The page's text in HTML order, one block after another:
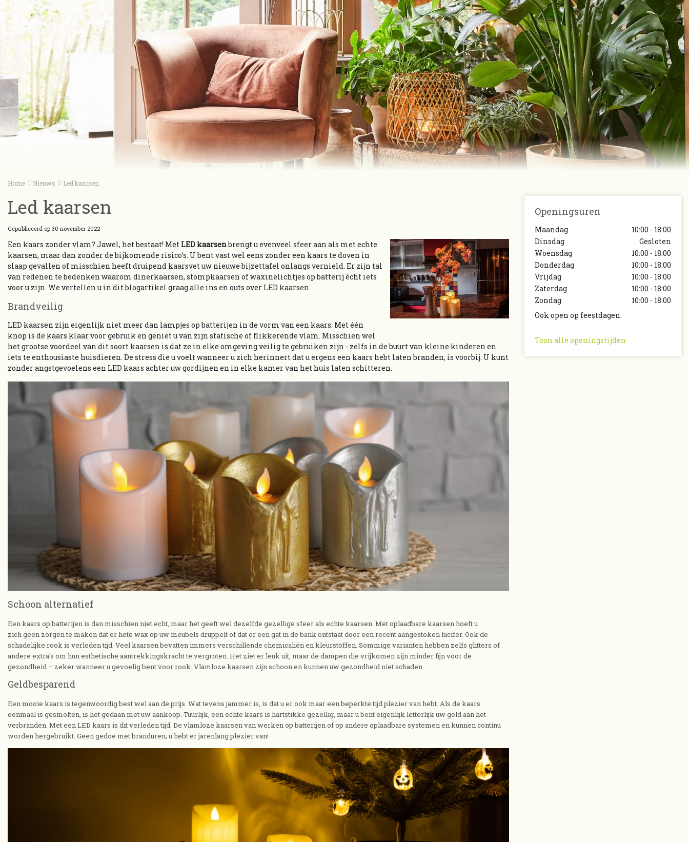
Home Nieuws Led kaarsen
Led kaarsen
Gepubliceerd op 30 november 2022
Een kaars zonder vlam? Jawel, het bestaat! Met LED kaarsenbrengt u evenveel sfeer aan als met echte
kaarsen, maar dan zonder de bijkomende risico’s. U bent vast wel eens zonder een kaars te doven in
slaap gevallen of misschien heeft druipend kaarsvet uw nieuwe bijzettafel onlangs vernield. Er zijn tal
van redenen te bedenken waarom dinerkaarsen, stompkaarsen of waxinelichtjes op batterij écht iets
voor u zijn. We vertellen u in dit blogartikel graag alle ins en outs over LED kaarsen.
Brandveilig
LED kaarsen zijn eigenlijk niet meer dan lampjes op batterijen in de vorm van een kaars. Met één
knop is de kaars klaar voor gebruik en geniet u van zijn statische of flikkerende vlam. Misschien wel
het grootse voordeel van dit soort kaarsen is dat ze in elke omgeving veilig te gebruiken zijn - zelfs in de buurt van kleine kinderen en
iets te enthousiaste huisdieren. De stress die u voelt wanneer u zich herinnert dat u ergens een kaars hebt laten branden, is voorbij. U kunt
zonder angstgevoelens een LED kaars achter uw gordijnen en in elke kamer van het huis laten schitteren.
Schoon alternatief
Een kaars op batterijen is dan misschien niet echt, maar het geeft wel dezelfde gezellige sfeer als echte kaarsen. Met oplaadbare kaarsen hoeft u
zich geen zorgen te maken dat er hete wax op uw meubels druppelt of dat er een gat in de bank ontstaat door een recent aangestoken lucifer. Ook de
schadelijke rook is verleden tijd. Veel kaarsen bevatten immers verschillende chemicaliën en kleurstoffen. Sommige varianten hebben zelfs glitters of
andere extra's om hun esthetische aantrekkingskracht te vergroten. Het ziet er leuk uit, maar de dampen die vrijkomen zijn minder fijn voor de
gezondheid – zeker wanneer u gevoelig bent voor rook. Vlamloze kaarsen zijn schoon en kunnen uw gezondheid niet schaden.
Geldbesparend
Een mooie kaars is tegenwoordig best wel aan de prijs. Wat tevens jammer is, is dat u er ook maar een beperkte tijd plezier van hebt. Als de kaars
eenmaal is gesmolten, is het gedaan met uw aankoop. Tuurlijk, een echte kaars is hartstikke gezellig, maar u bent eigenlijk letterlijk uw geld aan het
verbranden. Met een LED kaars is dit verleden tijd. De vlamloze kaarsen van werken op batterijen of op andere oplaadbare systemen en kunnen continu
worden hergebruikt. Geen gedoe met branduren; u hebt er jarenlang plezier van!
Openingsuren
Maandag
10:00 - 18:00
Dinsdag
Gesloten
Woensdag
10:00 - 18:00
Donderdag
10:00 - 18:00
Vrijdag
10:00 - 18:00
Zaterdag
10:00 - 18:00
Zondag
10:00 - 18:00
Ook open op feestdagen.
Toon alle openingstijden